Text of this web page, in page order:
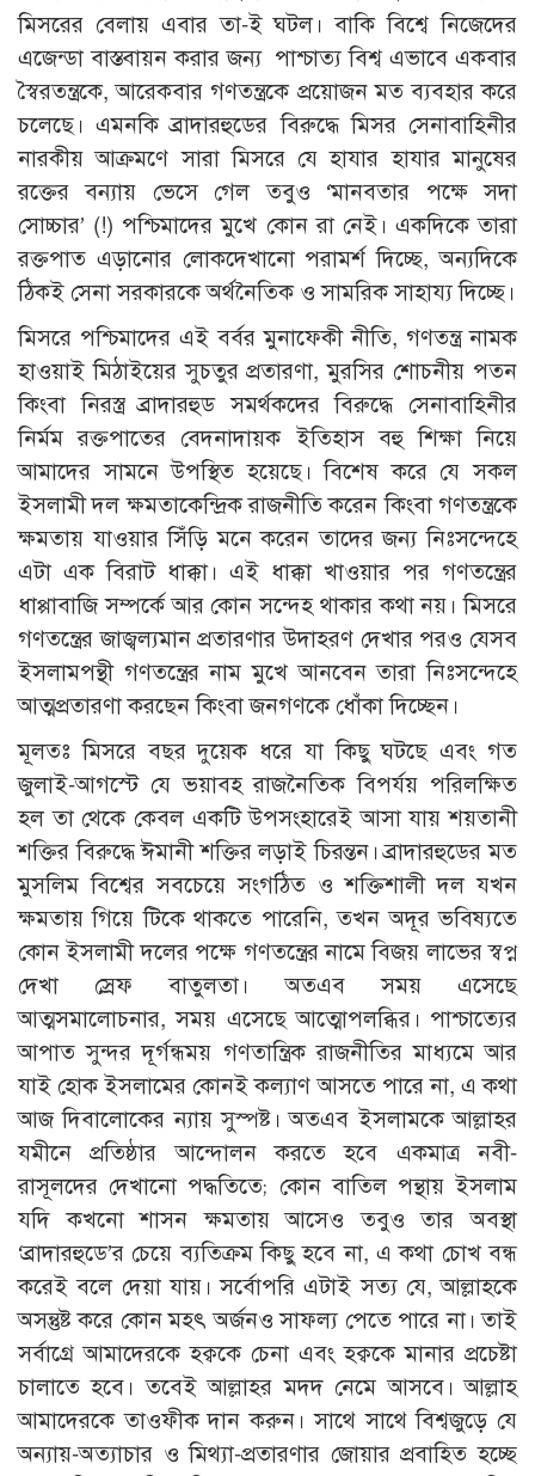
মিসরের বেলায় এবার তা-ই ঘটল। বাকি বিশ্বে নিজেদের
এজেন্ডা বাস্তবায়ন করার জন্য পাশ্চাত্য বিশ্ব এভাবে একবার
স্বৈরতন্ত্রকে, আরেকবার গণতন্ত্রকে প্রয়োজন মত ব্যবহার করে
চলেছে। এমনকি ব্রাদারহুডের বিরুদ্ধে মিসর সেনাবাহিনীর
নারকীয় আক্রমণে সারা মিসরে যে হাযার হাযার মানুষের
রক্তের বন্যায় ভেসে গেল তবুও ‘মানবতার পক্ষে সদা
সোচ্চার’ (!) পশ্চিমাদের মুখে কোন রা নেই। একদিকে তারা
রক্তপাত এড়ানোর লোকদেখানো পরামর্শ দিচ্ছে, অন্যদিকে
ঠিকই সেনা সরকারকে অর্থনৈতিক ও সামরিক সাহায্য দিচ্ছে।
মিসরে পশ্চিমাদের এই বর্বর মুনাফেকী নীতি, গণতন্ত্র নামক
হাওয়াই মিঠাইয়ের সুচতুর প্রতারণা, মুরসির শোচনীয় পতন
কিংবা নিরস্ত্র ব্রাদারহুড সমর্থকদের বিরুদ্ধে সেনাবাহিনীর
নির্মম রক্তপাতের বেদনাদায়ক ইতিহাস বহু শিক্ষা নিয়ে
আমাদের সামনে উপস্থিত হয়েছে। বিশেষ করে যে সকল
ইসলামী দল ক্ষমতাকেন্দ্রিক রাজনীতি করেন কিংবা গণতন্ত্রকে
ক্ষমতায় যাওয়ার সিঁড়ি মনে করেন তাদের জন্য নিঃসন্দেহে
এটা এক বিরাট ধাক্কা। এই ধাক্কা খাওয়ার পর গণতন্ত্রের
ধাপ্পাবাজি সম্পর্কে আর কোন সন্দেহ থাকার কথা নয়। মিসরে
গণতন্ত্রের জাজ্বল্যমান প্রতারণার উদাহরণ দেখার পরও যেসব
ইসলামপন্থী গণতন্ত্রের নাম মুখে আনবেন তারা নিঃসন্দেহে
আত্মপ্রতারণা করছেন কিংবা জনগণকে ধোঁকা দিচ্ছেন।
মূলতঃ মিসরে বছর দুয়েক ধরে যা কিছু ঘটছে এবং গত
জুলাই-আগস্টে যে ভয়াবহ রাজনৈতিক বিপর্যয় পরিলক্ষিত
হল তা থেকে কেবল একটি উপসংহারেই আসা যায় শয়তানী
শক্তির বিরুদ্ধে ঈমানী শক্তির লড়াই চিরন্তন। ব্রাদারহুডের মত
মুসলিম বিশ্বের সবচেয়ে সংগঠিত ও শক্তিশালী দল যখন
ক্ষমতায় গিয়ে টিকে থাকতে পারেনি, তখন অদূর ভবিষ্যতে
কোন ইসলামী দলের পক্ষে গণতন্ত্রের নামে বিজয় লাভের স্বপ্ন
দেখা স্রেফ বাতুলতা। অতএব সময় এসেছে
আত্মসমালোচনার, সময় এসেছে আত্মোপলব্ধির। পাশ্চাত্যের
আপাত সুন্দর দূর্গন্ধময় গণতান্ত্রিক রাজনীতির মাধ্যমে আর
যাই হোক ইসলামের কোনই কল্যাণ আসতে পারে না, এ কথা
আজ দিবালোকের ন্যায় সুস্পষ্ট। অতএব ইসলামকে আল্লাহর
যমীনে প্রতিষ্ঠার আন্দোলন করতে হবে একমাত্র নবী-
রাসূলদের দেখানো পদ্ধতিতে; কোন বাতিল পন্থায় ইসলাম
যদি কখনো শাসন ক্ষমতায় আসেও তবুও তার অবস্থা
‘ব্রাদারহুডে’র চেয়ে ব্যতিক্রম কিছু হবে না, এ কথা চোখ বন্ধ
করেই বলে দেয়া যায়। সর্বোপরি এটাই সত্য যে, আল্লাহকে
অসন্তুষ্ট করে কোন মহৎ অর্জনও সাফল্য পেতে পারে না। তাই
সর্বাগ্রে আমাদেরকে হক্বকে চেনা এবং হক্বকে মানার প্রচেষ্টা
চালাতে হবে। তবেই আল্লাহর মদদ নেমে আসবে। আল্লাহ
আমাদেরকে তাওফীক দান করুন। সাথে সাথে বিশ্বজুড়ে যে
অন্যায়-অত্যাচার ও মিথ্যা-প্রতারণার জোয়ার প্রবাহিত হচ্ছে